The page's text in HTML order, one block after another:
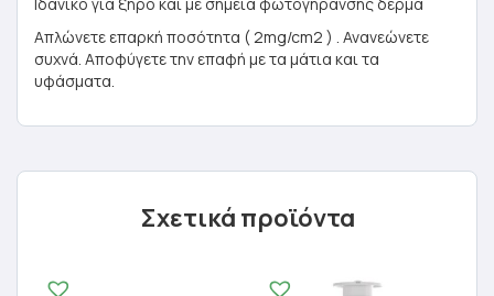
Απλώνετε επαρκή ποσότητα ( 2mg/cm2 ) . Ανανεώνετε
συχνά. Αποφύγετε την επαφή με τα μάτια και τα
υφάσματα.
Σχετικά προϊόντα